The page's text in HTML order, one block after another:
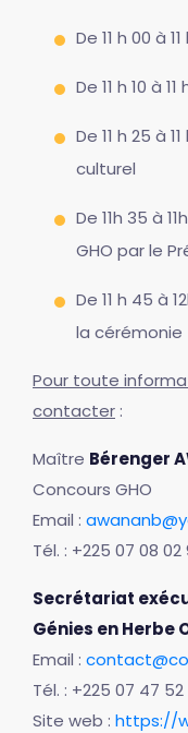
De 11 h 00 à
De 11 h 10 à
De 11 h 25 à
culturel
De 11h 35 à
GHO par le
De 11 h 45 à
la cérémonie
Pour toute
contacter :
Maître Bérenger
Concours GHO
Email :
Tél. : +225 07 08 02
Secrétariat
Génies en Herbe
Email :
Tél. : +225 07 47
Site web : https://